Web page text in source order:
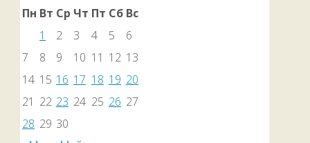
Пн Вт Ср Чт Пт Сб Вс
1
2 3 4 5
6
7
8 9 10 11 12 13
14 15 16 17 18 19 20
21 22 23 24 25 26 27
28 29 30